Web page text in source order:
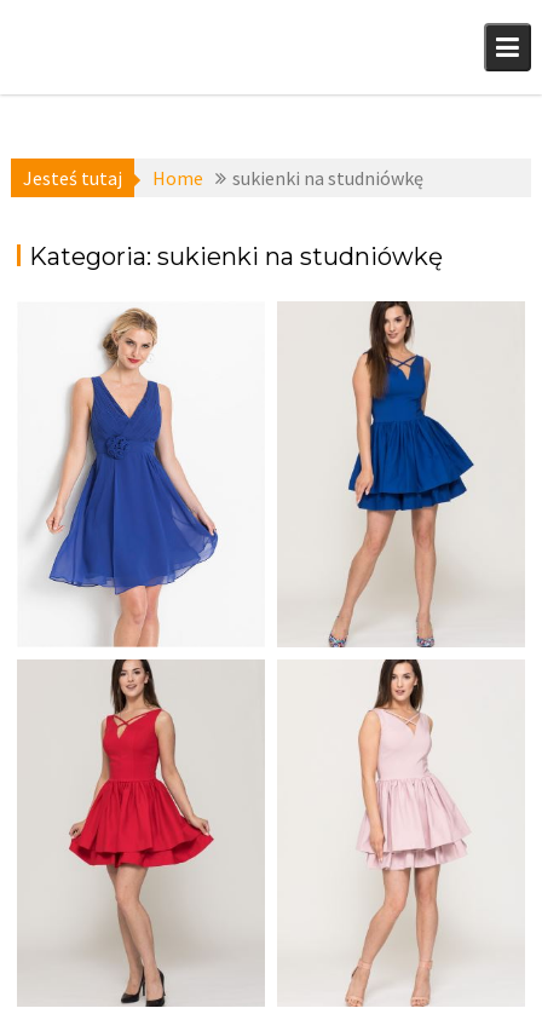
Jesteś tutaj Home sukienki na studniówkę
Kategoria:sukienki na studniówkę
SUKIENKA Z
KWIATOWĄ APLIKACJĄ
NIEBIESKA
NIEBIESKA
ROZKLOSZOWANA
SUKIENKA RAJA Z
PASECZKAMI W
DEKOLCIE